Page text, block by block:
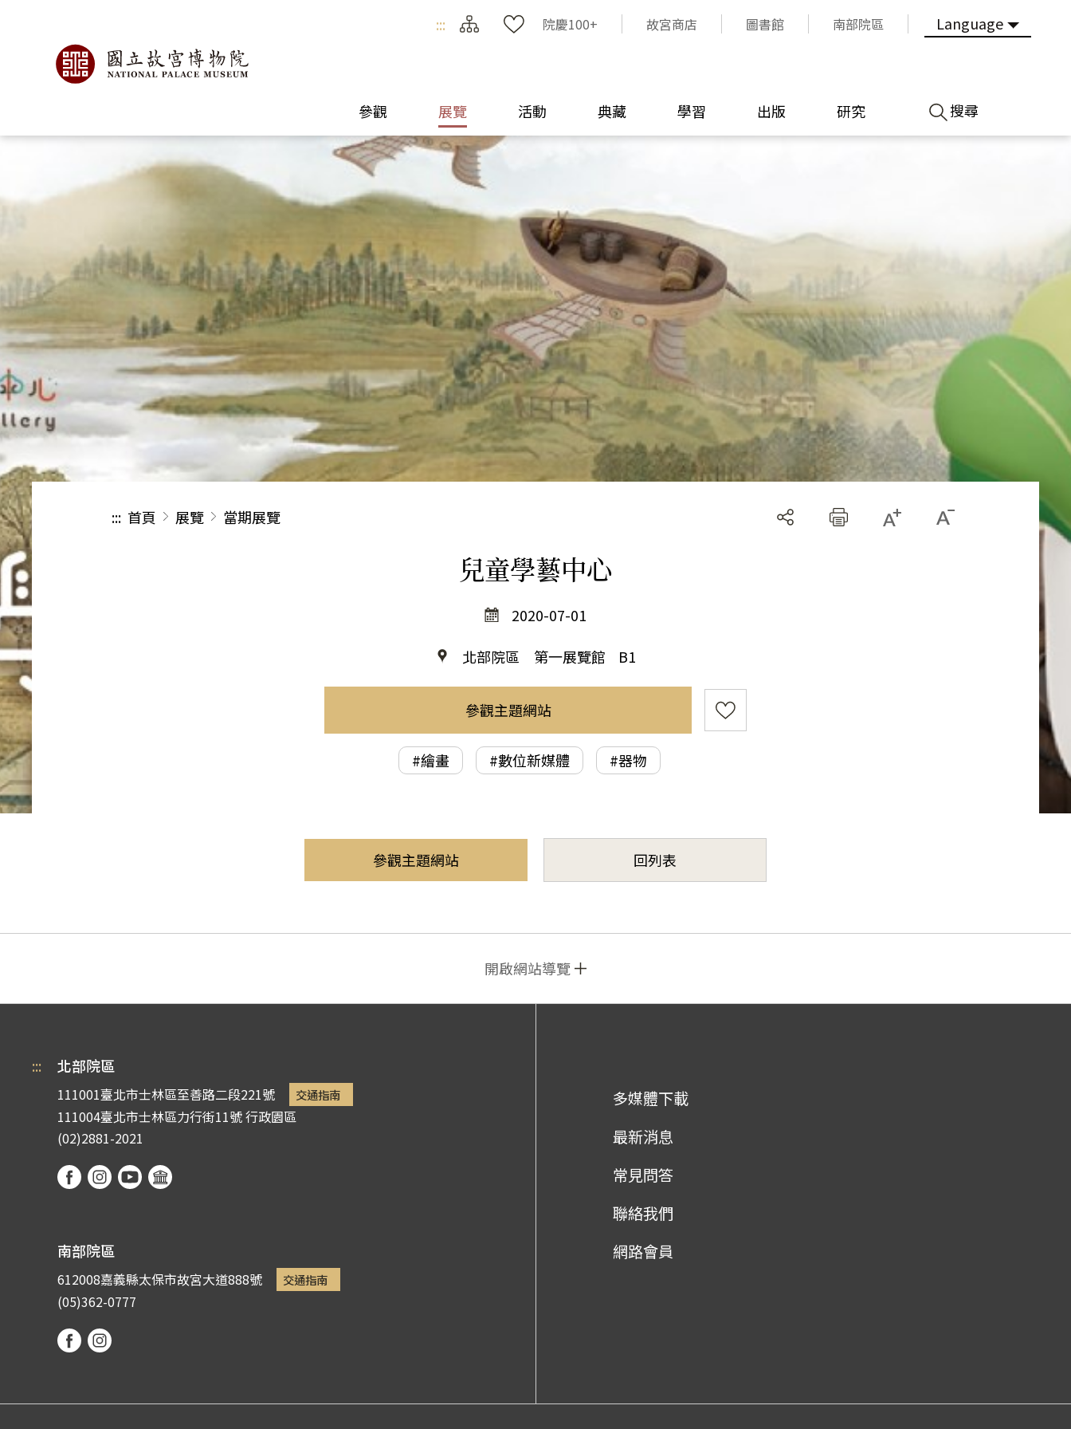
::: 院慶100+ 故宮商店 圖書館 南部院區 Language
參觀 展覽 活動 典藏 學習 出版 研究 搜尋
::: 首頁 展覽 當期展覽
兒童學藝中心
2020-07-01
北部院區 第一展覽館
B1
參觀主題網站
#繪畫 #數位新媒體 #器物
參觀主題網站 回列表
開啟網站導覽
::: 北部院區
111001臺北市士林區至善路二段221號 交通指南
111004臺北市士林區力行街11號行政園區
(02)2881-2021
南部院區
612008嘉義縣太保市故宮大道888號 交通指南
(05)362-0777
多媒體下載
最新消息
常見問答
聯絡我們
網路會員